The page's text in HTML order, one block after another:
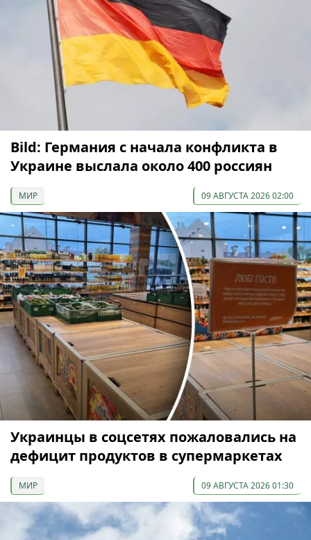
Bild: Германия с начала конфликта в
Украине выслала около 400 россиян
МИР 09 АВГУСТА 2026 02:00
Украинцы в соцсетях пожаловались на
дефицит продуктов в супермаркетах
МИР 09 АВГУСТА 2026 01:30